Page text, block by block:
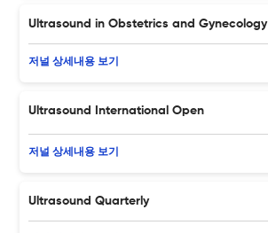
Ultrasound in Obstetrics and Gynecology
저널 상세내용 보기
Ultrasound International Open
저널 상세내용 보기
Ultrasound Quarterly